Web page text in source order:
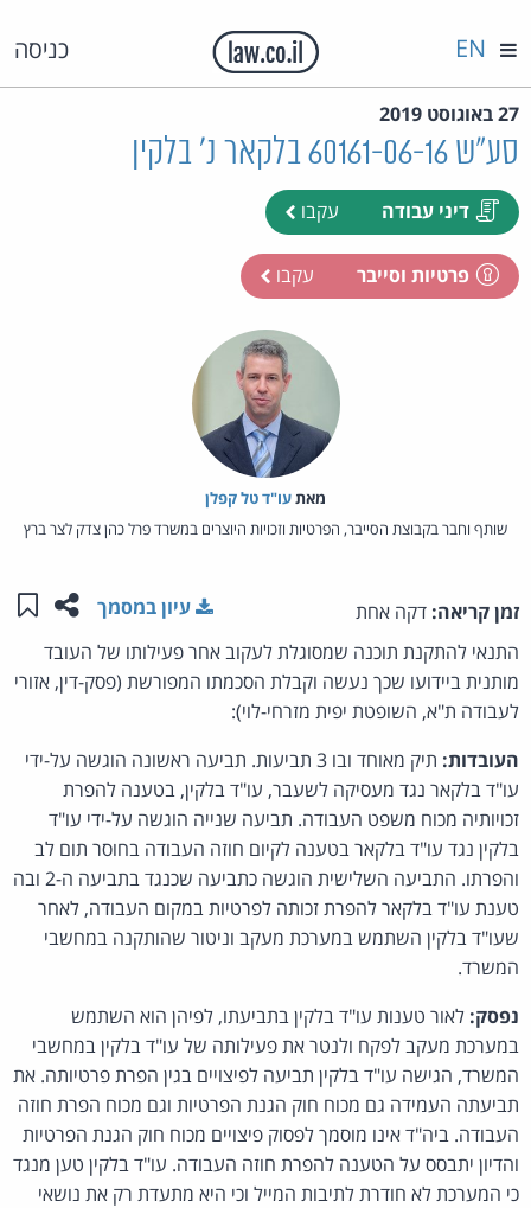
כניסה EN
27 באוגוסט 2019
סע"ש 60161-06-16 בלקאר נ' בלקין
דיני עבודה עקבו
פרטיות וסייבר עקבו
מאת‏עו"ד טל קפלן
שותף וחבר בקבוצת הסייבר, הפרטיות וזכויות היוצרים במשרד פרל כהן צדק לצר ברץ
זמן קריאה: דקה אחת שתפו
עיון במסמך
התנאי להתקנת תוכנה שמסוגלת לעקוב אחר פעילותו של העובד
מותנית ביידועו שכך נעשה וקבלת הסכמתו המפורשת (פסק-דין, אזורי
לעבודה ת"א, השופטת יפית מזרחי-לוי):
העובדות:
תיק מאוחד ובו 3 תביעות. תביעה ראשונה הוגשה על-ידי
עו"ד בלקאר נגד מעסיקה לשעבר, עו"ד בלקין, בטענה להפרת
זכויותיה מכוח משפט העבודה. תביעה שנייה הוגשה על-ידי עו"ד
בלקין נגד עו"ד בלקאר בטענה לקיום חוזה העבודה בחוסר תום לב
והפרתו. התביעה השלישית הוגשה כתביעה שכנגד בתביעה ה-2 ובה
טענת עו"ד בלקאר להפרת זכותה לפרטיות במקום העבודה, לאחר
שעו"ד בלקין השתמש במערכת מעקב וניטור שהותקנה במחשבי
המשרד.
נפסק: לאור טענות עו"ד בלקין בתביעתו, לפיהן הוא השתמש
במערכת מעקב לפקח ולנטר את פעילותה של עו"ד בלקין במחשבי
המשרד, הגישה עו"ד בלקין תביעה לפיצויים בגין הפרת פרטיותה. את
תביעתה העמידה גם מכוח חוק הגנת הפרטיות וגם מכוח הפרת חוזה
העבודה. ביה"ד אינו מוסמך לפסוק פיצויים מכוח חוק הגנת הפרטיות
והדיון יתבסס על הטענה להפרת חוזה העבודה. עו"ד בלקין טען מנגד
כי המערכת לא חודרת לתיבות המייל וכי היא מתעדת רק את נושאי